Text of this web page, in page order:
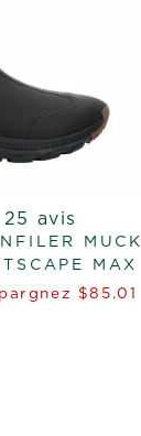
25 avis
MUCK
MAX
$85.01